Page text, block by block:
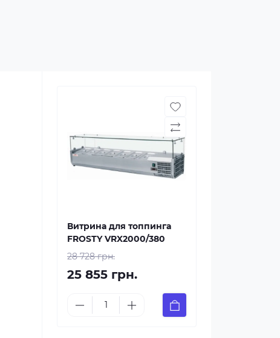
Витрина для топпинга
FROSTY VRX2000/380
28 728 грн.
25 855 грн.